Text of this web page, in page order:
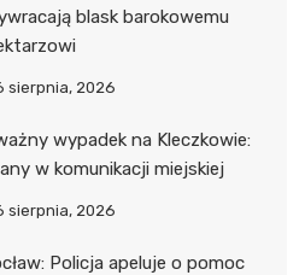
blask barokowemu
sierpnia, 2026
wypadek na Kleczkowie:
w komunikacji miejskiej
sierpnia, 2026
Policja apeluje o pomoc